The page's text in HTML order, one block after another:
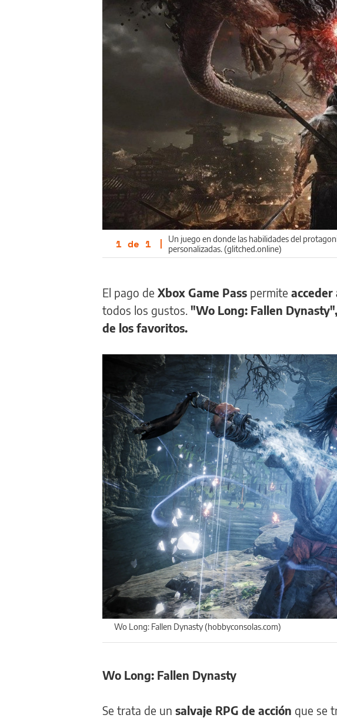
1 de 1 |
Un juego en donde las habilidades del
personalizadas. (glitched.online)
El pago de Xbox Game Pass permite acceder
todos los gustos. "Wo Long: Fallen
de los favoritos.
Wo Long: Fallen Dynasty (hobbyconsolas.com)
Wo Long: Fallen Dynasty
Se trata de un salvaje RPG de acción que se